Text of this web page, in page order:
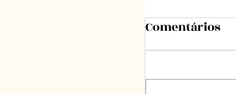
Comentários